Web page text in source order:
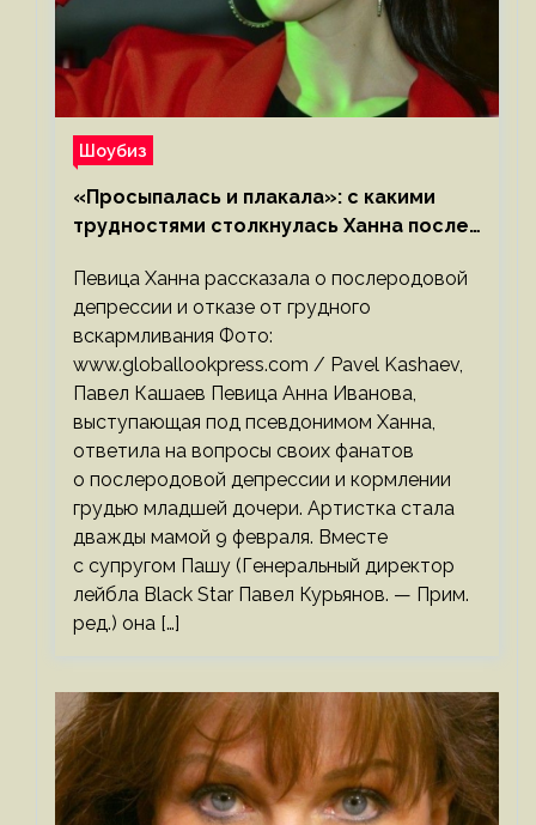
Шоубиз
«Просыпалась и плакала»: с какими
трудностями столкнулась Ханна после
Певица Ханна рассказала о послеродовой
депрессии и отказе от грудного
вскармливания Фото:
www.globallookpress.com / Pavel Kashaev,
Павел Кашаев Певица Анна Иванова,
выступающая под псевдонимом Ханна,
ответила на вопросы своих фанатов
о послеродовой депрессии и кормлении
грудью младшей дочери. Артистка стала
дважды мамой 9 февраля. Вместе
с супругом Пашу (Генеральный директор
лейбла Black Star Павел Курьянов. — Прим.
ред.) она […]